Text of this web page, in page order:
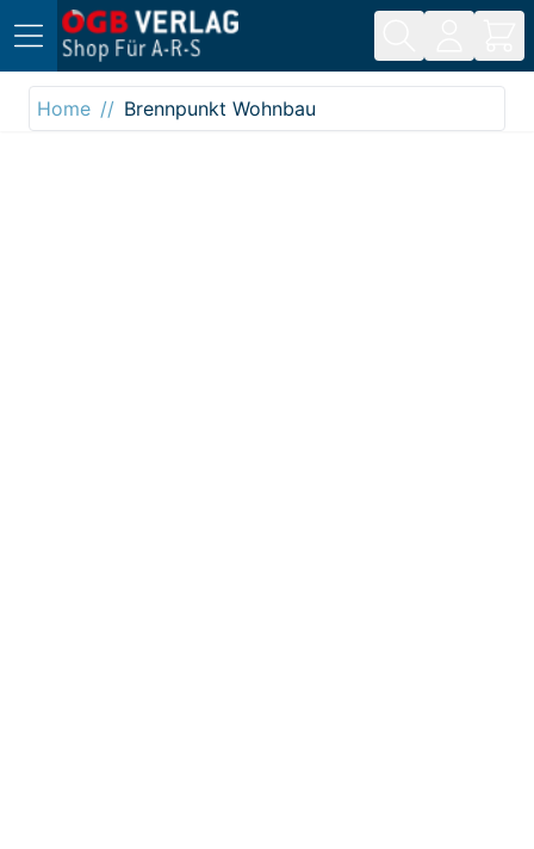
Direkt zum Inhalt
Home
Brennpunkt Wohnbau